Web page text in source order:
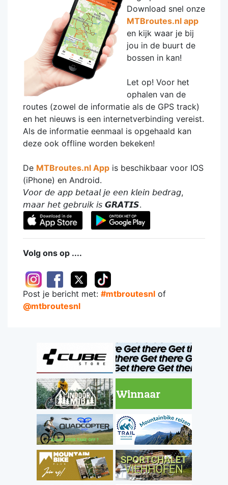
Download snel onze
MTBroutes.nl app
en kijk waar je bij
jou in de buurt de
bossen in kan!
Let op! Voor het
ophalen van de
routes (zowel de informatie als de GPS track)
en het nieuws is een internetverbinding vereist.
Als de informatie eenmaal is opgehaald kan
deze ook offline worden bekeken!
De MTBroutes.nl App is beschikbaar voor IOS
(iPhone) en Android.
𝘝𝘰𝘰𝘳 𝘥𝘦 𝘢𝘱𝘱 𝘣𝘦𝘵𝘢𝘢𝘭 𝘫𝘦 𝘦𝘦𝘯 𝘬𝘭𝘦𝘪𝘯 𝘣𝘦𝘥𝘳𝘢𝘨,
𝘮𝘢𝘢𝘳 𝘩𝘦𝘵 𝘨𝘦𝘣𝘳𝘶𝘪𝘬 𝘪𝘴 𝙂𝙍𝘼𝙏𝙄𝙎.
Volg ons op ....
Post je bericht met: #mtbroutesnl of
@mtbroutesnl